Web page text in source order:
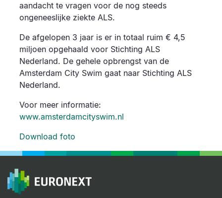
aandacht te vragen voor de nog steeds
ongeneeslijke ziekte ALS.
De afgelopen 3 jaar is er in totaal ruim € 4,5
miljoen opgehaald voor Stichting ALS
Nederland. De gehele opbrengst van de
Amsterdam City Swim gaat naar Stichting ALS
Nederland.
Voor meer informatie:
www.amsterdamcityswim.nl
Download foto